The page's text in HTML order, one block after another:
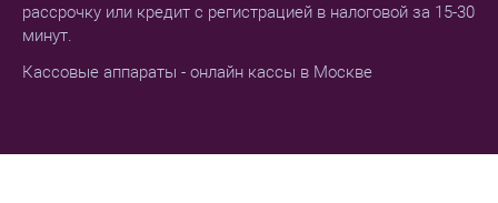
рассрочку или кредит с регистрацией в налоговой за 15-30
минут.
Кассовые аппараты - онлайн кассы в Москве